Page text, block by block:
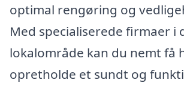
optimal rengøring og
Med specialiserede firmaer i
lokalområde kan du nemt få
opretholde et sundt og